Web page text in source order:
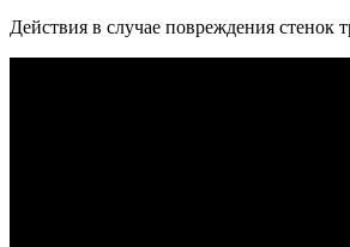
Действия в случае повреждения стенок